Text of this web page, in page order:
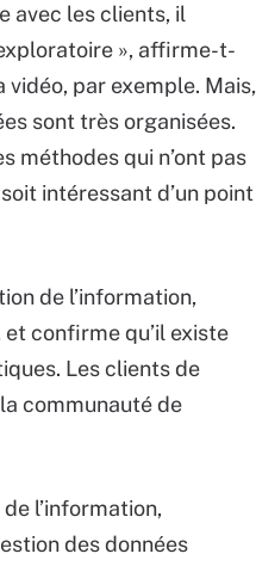
avec les clients, il
», affirme-t-
par exemple. Mais,
sont très organisées.
méthodes qui n’ont pas
intéressant d’un point
de l’information,
confirme qu’il existe
Les clients de
communauté de
l’information,
des données